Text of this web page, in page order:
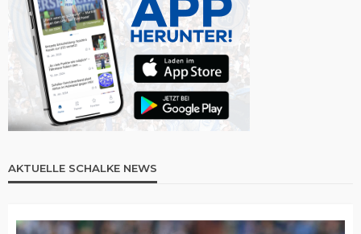
AKTUELLE SCHALKE NEWS